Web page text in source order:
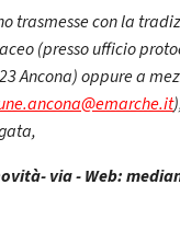
trasmesse con la
(presso ufficio
Ancona) oppure a
via - Web: